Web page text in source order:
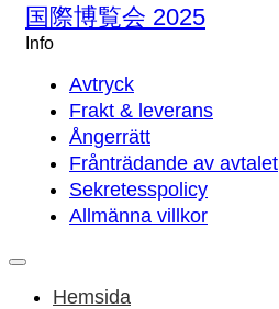
国際博覧会 2025
Info
Avtryck
Frakt & leverans
Ångerrätt
Frånträdande av avtalet
Sekretesspolicy
Allmänna villkor
Hemsida